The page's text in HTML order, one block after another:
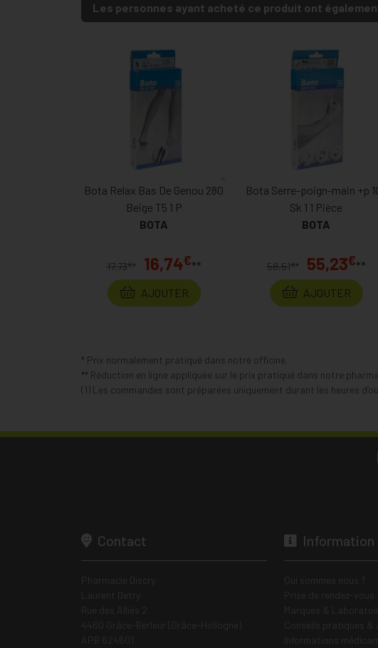
Les personnes ayant acheté ce produit ont
Bota Relax Bas De Genou 280
Beige T5 1 P
BOTA
17,73€ * 16,74€**
AJOUTER
Bota Serre-poign-main +p
Sk 1 1 Pièce
BOTA
58,51€ * 55,23€**
AJOUTER
* Prix normalement pratiqué dans notre officine.
** Réduction en ligne appliquée sur le prix pratiqué dans notre
(1) Les commandes sont préparées uniquement durant les heures
Contact Information